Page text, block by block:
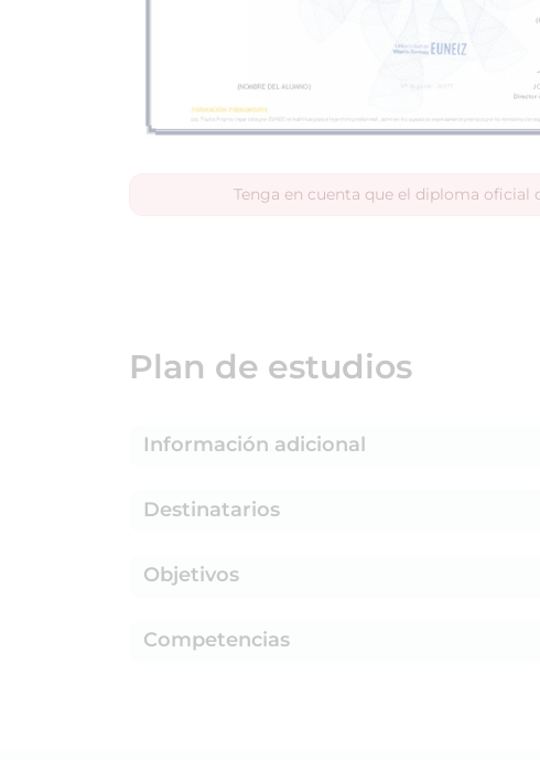
Tenga en cuenta que el diploma
Plan de estudios
Información adicional
Destinatarios
Objetivos
Competencias